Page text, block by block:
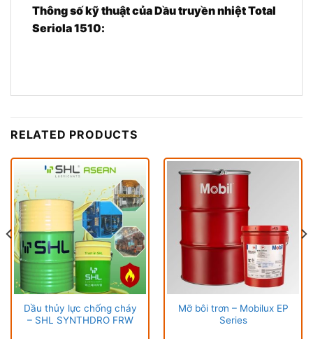
Thông số kỹ thuật của Dầu truyền nhiệt Total
Seriola 1510:
RELATED PRODUCTS
Dầu thủy lực chống cháy
– SHL SYNTHDRO FRW
Mỡ bôi trơn – Mobilux EP
Series